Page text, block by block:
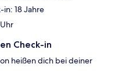
18 Jahre
Check-in
heißen dich bei deiner